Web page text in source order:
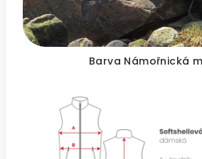
Barva Námořnická